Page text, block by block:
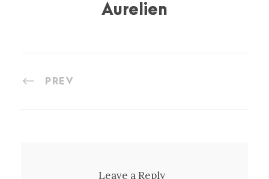
Aurelien
PREV
Leave a Reply